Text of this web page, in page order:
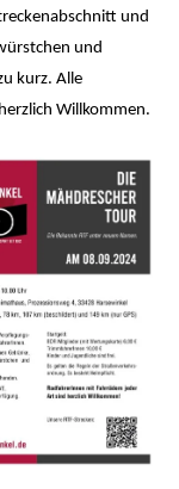
und
und
kurz. Alle
Willkommen.